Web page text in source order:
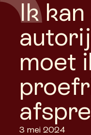
Ik kan
moet
3 mei 2024